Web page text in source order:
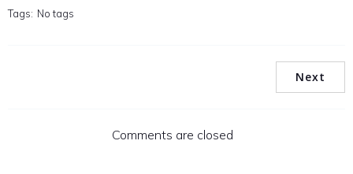
Tags: No tags
Next
Comments are closed